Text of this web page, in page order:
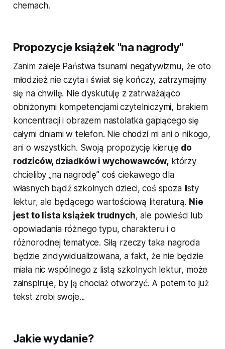
chemach.
Propozycje książek "na nagrody"
Zanim zaleje Państwa tsunami negatywizmu, że oto
młodzież nie czyta i świat się kończy, zatrzymajmy
się na chwilę. Nie dyskutuję z zatrważająco
obniżonymi kompetencjami czytelniczymi, brakiem
koncentracji i obrazem nastolatka gapiącego się
całymi dniami w telefon. Nie chodzi mi ani o nikogo,
ani o wszystkich. Swoją propozycję kieruję do
rodziców, dziadków i wychowawców, którzy
chcieliby „na nagrodę” coś ciekawego dla
własnych bądź szkolnych dzieci, coś spoza listy
lektur, ale będącego wartościową literaturą. Nie
jest to lista książek trudnych, ale powieści lub
opowiadania różnego typu, charakteru i o
różnorodnej tematyce. Siłą rzeczy taka nagroda
będzie zindywidualizowana, a fakt, że nie będzie
miała nic wspólnego z listą szkolnych lektur, może
zainspiruje, by ją chociaż otworzyć. A potem to już
tekst zrobi swoje...
Jakie wydanie?